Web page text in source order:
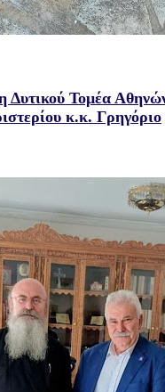
Δυτικού Τομέα
κ.κ. Γρηγόριο